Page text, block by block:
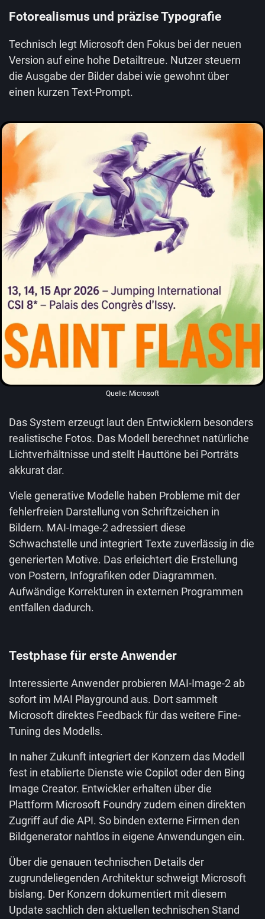
Fotorealismus und präzise Typografie
Technisch legt Microsoft den Fokus bei der neuen
Version auf eine hohe Detailtreue. Nutzer steuern
die Ausgabe der Bilder dabei wie gewohnt über
einen kurzen Text-Prompt.
Quelle: Microsoft
Das System erzeugt laut den Entwicklern besonders
realistische Fotos. Das Modell berechnet natürliche
Lichtverhältnisse und stellt Hauttöne bei Porträts
akkurat dar.
Viele generative Modelle haben Probleme mit der
fehlerfreien Darstellung von Schriftzeichen in
Bildern. MAI-Image-2 adressiert diese
Schwachstelle und integriert Texte zuverlässig in die
generierten Motive. Das erleichtert die Erstellung
von Postern, Infografiken oder Diagrammen.
Aufwändige Korrekturen in externen Programmen
entfallen dadurch.
Testphase für erste Anwender
Interessierte Anwender probieren MAI-Image-2 ab
sofort im MAI Playground aus. Dort sammelt
Microsoft direktes Feedback für das weitere Fine-
Tuning des Modells.
In naher Zukunft integriert der Konzern das Modell
fest in etablierte Dienste wie Copilot oder den Bing
Image Creator. Entwickler erhalten über die
Plattform Microsoft Foundry zudem einen direkten
Zugriff auf die API. So binden externe Firmen den
Bildgenerator nahtlos in eigene Anwendungen ein.
Über die genauen technischen Details der
zugrundeliegenden Architektur schweigt Microsoft
bislang. Der Konzern dokumentiert mit diesem
Update sachlich den aktuellen technischen Stand